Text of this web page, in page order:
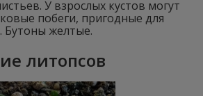
У взрослых кустов могут
побеги, пригодные для
Бутоны желтые.
литопсов